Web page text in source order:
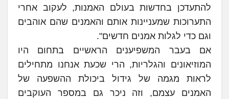
להתעדכן בחדשות בעולם האמנות, לעקוב אחרי
התערוכות שמעניינות אותם והאמנים שהם אוהבים
וגם כדי לגלות אמנים חדשים".
אם בעבר המשפיענים הראשיים בתחום היו
המוזיאונים והגלריות, הרי שכעת אנחנו מתחילים
לראות מגמה של גידול ביכולת ההשפעה של
האמנים עצמם, וזה ניכר גם במספר העוקבים